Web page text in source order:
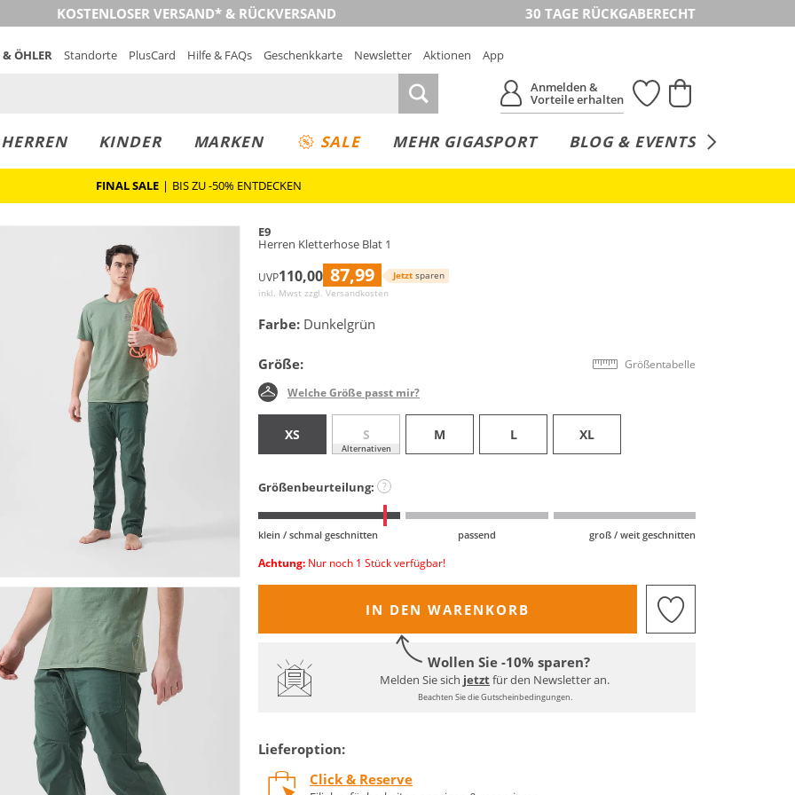
KOSTENLOSER VERSAND* & RÜCKVERSAND 30 TAGE RÜCKGABERECHT
ÖHLER Standorte PlusCard Hilfe & FAQs Geschenkkarte Newsletter Aktionen
App
Anmelden &
Vorteile erhalten
HERREN KINDER MARKEN SALE MEHR GIGASPORT BLOG & EVENTS
FINAL SALE | BIS ZU -50% ENTDECKEN
E9
Herren Kletterhose Blat 1
UVP110,00 87,99 Jetzt sparen
inkl. Mwst zzgl. Versandkosten
Farbe: Dunkelgrün
Größe: Größentabelle
Welche Größe passt mir?
XS S
Alternativen
M L XL
Größenbeurteilung: ?
klein / schmal geschnitten passend groß / weit geschnitten
Achtung: Nur noch 1 Stück verfügbar!
IN DEN WARENKORB
Wollen Sie -10% sparen?
Melden Sie sich jetztfür den Newsletter an.
Beachten Sie die Gutscheinbedingungen.
Lieferoption:
Click & Reserve